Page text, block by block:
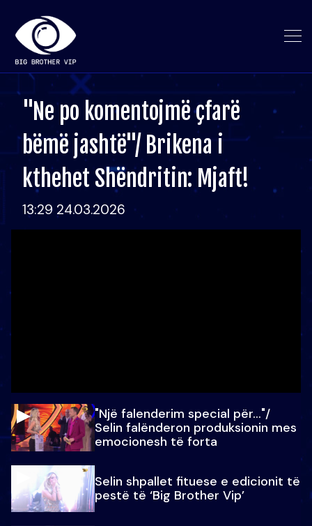
"Ne po komentojmë çfarë
bëmë jashtë"/ Brikena i
kthehet Shëndritin: Mjaft!
13:29 24.03.2026
"Një falenderim special për…"/
Selin falënderon produksionin mes
emocionesh të forta
Selin shpallet fituese e edicionit të
pestë të ‘Big Brother Vip’